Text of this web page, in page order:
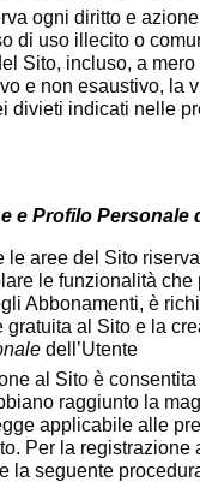
ogni diritto e
di uso illecito o
Sito, incluso, a mero
e non esaustivo, la
divieti indicati nelle
e Profilo Personale
le aree del Sito
le funzionalità che
Abbonamenti, è
gratuita al Sito e la
dell’Utente
al Sito è
raggiunto la
applicabile alle
Per la registrazione
la seguente